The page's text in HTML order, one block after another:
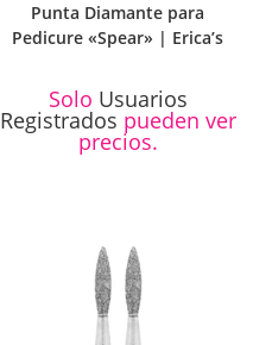
Punta Diamante para
Pedicure «Spear» | Erica’s
Solo Usuarios
Registrados pueden ver
precios.